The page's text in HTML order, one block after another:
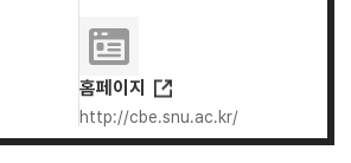
홈페이지
http://cbe.snu.ac.kr/